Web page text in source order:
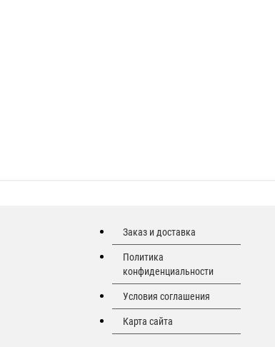
Заказ и доставка
Политика
конфиденциальности
Условия соглашения
Карта сайта